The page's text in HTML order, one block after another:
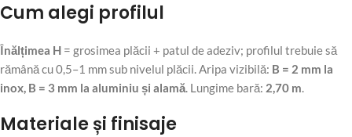
Cum alegi profilul
Înălțimea H = grosimea plăcii + patul de adeziv; profilul trebuie să
rămână cu 0,5–1 mm sub nivelul plăcii. Aripa vizibilă: B = 2 mm la
inox, B = 3 mm la aluminiu și alamă. Lungime bară: 2,70 m.
Materiale și finisaje